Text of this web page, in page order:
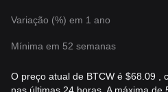
Variação (%) em 1 ano
Mínima em 52 semanas
O preço atual de BTCW é $68.09 ,